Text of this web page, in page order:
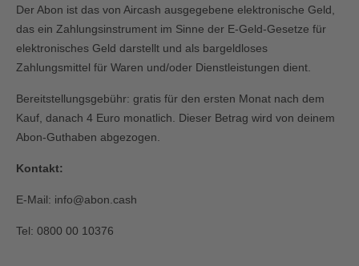
Der Abon ist das von Aircash ausgegebene elektronische Geld,
das ein Zahlungsinstrument im Sinne der E-Geld-Gesetze für
elektronisches Geld darstellt und als bargeldloses
Zahlungsmittel für Waren und/oder Dienstleistungen dient.
Bereitstellungsgebühr: gratis für den ersten Monat nach dem
Kauf, danach 4 Euro monatlich. Dieser Betrag wird von deinem
Abon-Guthaben abgezogen.
Kontakt:
E-Mail: info@abon.cash
Tel: 0800 00 10376